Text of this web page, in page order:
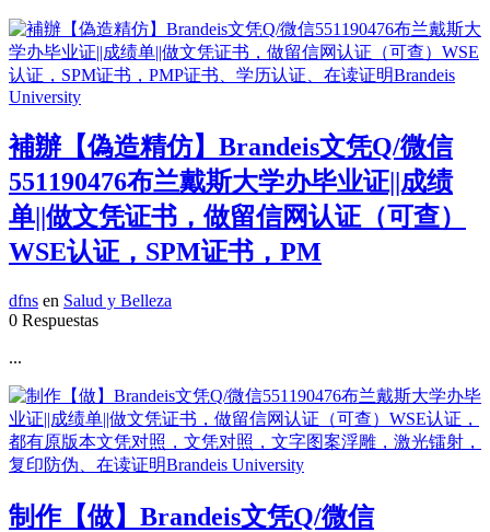
補辦【偽造精仿】Brandeis文凭Q/微信
551190476布兰戴斯大学办毕业证||成绩
单||做文凭证书，做留信网认证（可查）
WSE认证，SPM证书，PM
dfns en Salud y Belleza
0 Respuestas
...
制作【做】Brandeis文凭Q/微信